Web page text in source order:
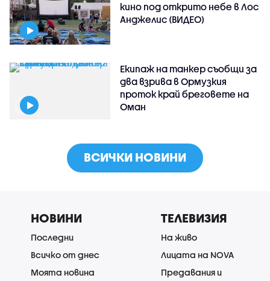
кино под открито небе в Лос
Анджелис (ВИДЕО)
Екипаж на танкер съобщи за
два взрива в Ормузкия
проток край бреговете на
Оман
ВСИЧКИ НОВИНИ
НОВИНИ
Последни
Всичко от днес
Моята новина
ТЕЛЕВИЗИЯ
На живо
Лицата на NOVA
Предавания и